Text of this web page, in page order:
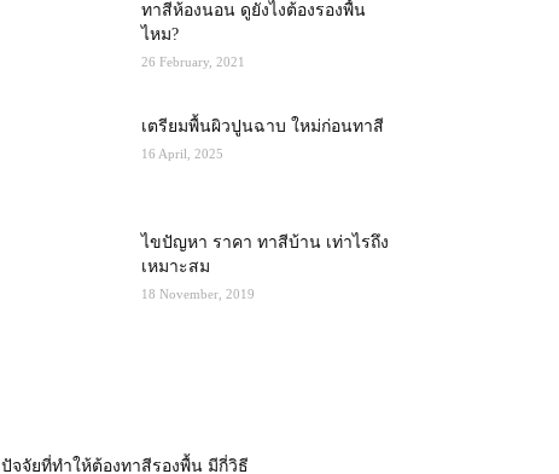
ทาสีห้องนอน ดูยังไงต้องรองพื้น
ไหม?
26 February, 2021
เตรียมพื้นผิวปูนฉาบ ใหม่ก่อนทาสี
16 April, 2025
ไขปัญหา ราคา ทาสีบ้าน เท่าไรถึง
เหมาะสม
18 November, 2019
ปัจจัยที่ทำให้ต้องทาสีรองพื้น มีกี่วิธี